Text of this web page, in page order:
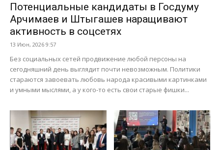
Потенциальные кандидаты в Госдуму
Арчимаев и Штыгашев наращивают
активность в соцсетях
13 Июн, 2026 9:57
Без социальных сетей продвижение любой персоны на
сегодняшний день выглядит почти невозможным. Политики
стараются завоевать любовь народа красивыми картинками
и умными мыслями, а у кого-то есть свои старые фишки...